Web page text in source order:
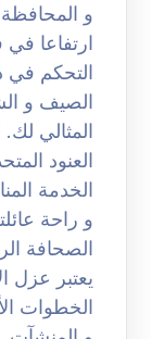
و المحافظة
ارتفاعا في
التحكم
الصيف و
المثالي
العنود
الخدمة
و راحة
يعتبر عزل
الخطوات